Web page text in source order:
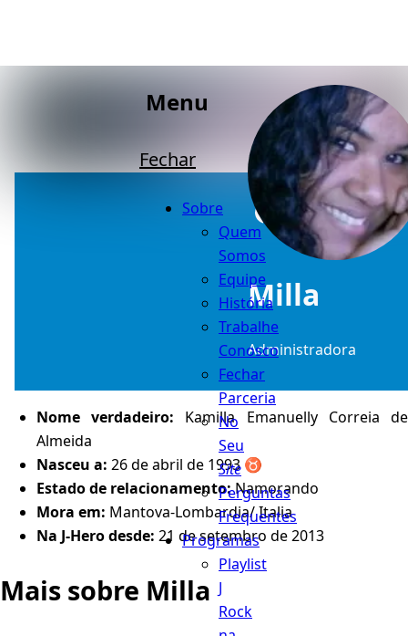
Menu
Fechar
Sobre
Quem
Somos
Equipe
História
Trabalhe
Conosco
Fechar
Parceria
No
Seu
Site
Perguntas
Frequentes
Programas
Playlist
J
Rock
Milla
Administradora
Nome verdadeiro: Kamilla Emanuelly Correia de
Almeida
Nasceu a: 26 de abril de 1993 ♉️
Estado de relacionamento:Namorando
Mora em: Mantova-Lombardia/ Italia
Na J-Hero desde: 21 de setembro de 2013
Mais sobre Milla